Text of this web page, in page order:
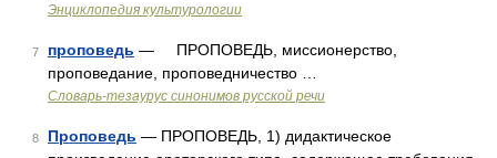
Энциклопедия культурологии
7 проповедь — ПРОПОВЕДЬ, миссионерство,
проповедание, проповедничество …
Словарь-тезаурус синонимов русской речи
8 Проповедь — ПРОПОВЕДЬ, 1) дидактическое